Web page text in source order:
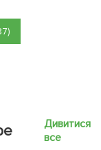
Дивитися
все